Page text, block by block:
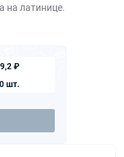
на латинице.
₽
шт.